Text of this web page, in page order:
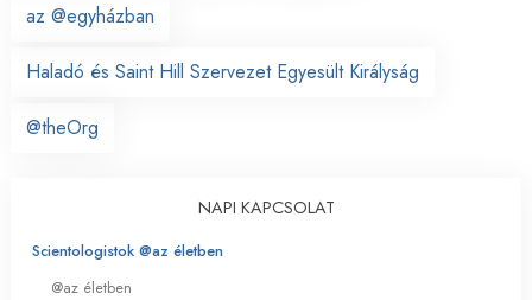
az @egyházban
Haladó és Saint Hill Szervezet Egyesült Királyság
@theOrg
NAPI KAPCSOLAT
Scientologistok @az életben
@az életben